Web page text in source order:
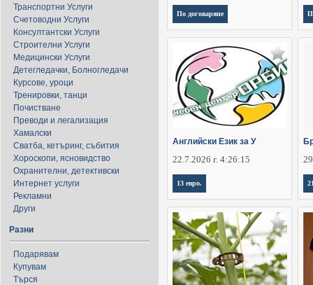
Транспортни Услуги
Счетоводни Услуги
Консултантски Услуги
Строителни Услуги
Медицински Услуги
Детегледачки, Болногледачи
Курсове, уроци
Тренировки, танци
Почистване
Преводи и легализация
Хамалски
Сватба, кетъринг, събития
Хороскопи, ясновидство
Охранителни, детективски
Интернет услуги
Рекламни
Други
Разни
Подарявам
Купувам
Търся
По договаряне
Английски Език за У
22.7.2026 г. 4:26:15
13 евро.